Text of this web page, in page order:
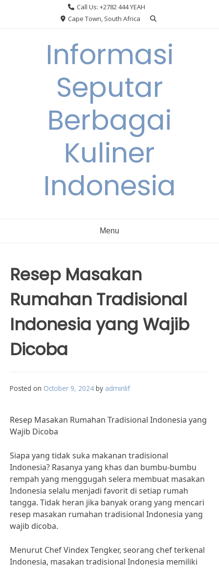
Call Us: +2782 444 YEAH
Cape Town, South Africa
Informasi
Seputar
Berbagai
Kuliner
Indonesia
Menu
Resep Masakan
Rumahan Tradisional
Indonesia yang Wajib
Dicoba
Posted on October 9, 2024 by adminlif
Resep Masakan Rumahan Tradisional Indonesia yang
Wajib Dicoba
Siapa yang tidak suka makanan tradisional
Indonesia? Rasanya yang khas dan bumbu-bumbu
rempah yang menggugah selera membuat masakan
Indonesia selalu menjadi favorit di setiap rumah
tangga. Tidak heran jika banyak orang yang mencari
resep masakan rumahan tradisional Indonesia yang
wajib dicoba.
Menurut Chef Vindex Tengker, seorang chef terkenal
Indonesia, masakan tradisional Indonesia memiliki